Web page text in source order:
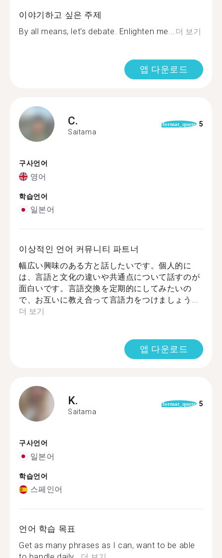
이야기하고 싶은 주제
By all means, let's debate. Enlighten me...더 보기
앱 다운로드
C.
Saitama
format_quote 5
구사언어
영어
학습언어
일본어
이상적인 언어 커뮤니티 파트너
幅広い興味のある方と話したいです。個人的に
は、言語と文化の違いや共通点について話すのが
面白いです。言語交換を定期的にしてみたいの
で、お互いに教え合って言語力をつけましょう...
더 보기
앱 다운로드
K.
Saitama
format_quote 5
구사언어
일본어
학습언어
스페인어
언어 학습 목표
Get as many phrases as I can, want to be able